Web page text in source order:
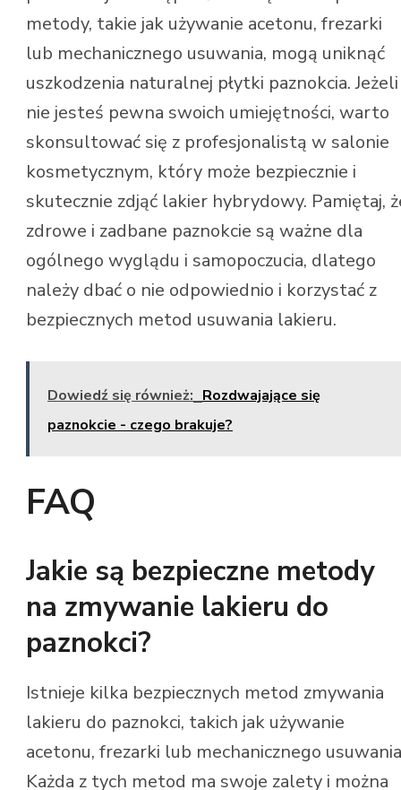
metody, takie jak używanie acetonu, frezarki
lub mechanicznego usuwania, mogą uniknąć
uszkodzenia naturalnej płytki paznokcia. Jeżeli
nie jesteś pewna swoich umiejętności, warto
skonsultować się z profesjonalistą w salonie
kosmetycznym, który może bezpiecznie i
skutecznie zdjąć lakier hybrydowy. Pamiętaj,
zdrowe i zadbane paznokcie są ważne dla
ogólnego wyglądu i samopoczucia, dlatego
należy dbać o nie odpowiednio i korzystać z
bezpiecznych metod usuwania lakieru.
Dowiedź się również: Rozdwajające się
paznokcie - czego brakuje?
FAQ
Jakie są bezpieczne metody
na zmywanie lakieru do
paznokci?
Istnieje kilka bezpiecznych metod zmywania
lakieru do paznokci, takich jak używanie
acetonu, frezarki lub mechanicznego
Każda z tych metod ma swoje zalety i można